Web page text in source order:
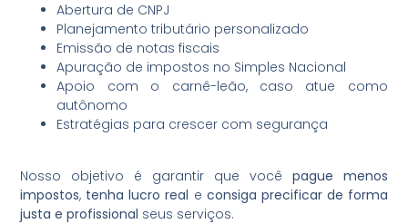
Abertura de CNPJ
Planejamento tributário personalizado
Emissão de notas fiscais
Apuração de impostos no Simples Nacional
Apoio com o carnê-leão, caso atue como
autônomo
Estratégias para crescer com segurança
Nosso objetivo é garantir que você pague menos
impostos, tenha lucro real e consiga precificar de forma
justa e profissional seus serviços.